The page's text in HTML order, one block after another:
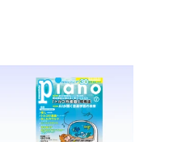
カテゴリ一覧